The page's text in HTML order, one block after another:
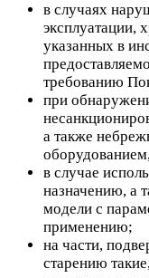
в случаях
эксплуатации,
указанных в
требованию
при
а также
в случае
назначению, а
модели с
применению;
на части,
старению